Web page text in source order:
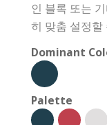
인 블록 또는
히 맞춤 설정할
Dominant
Palette